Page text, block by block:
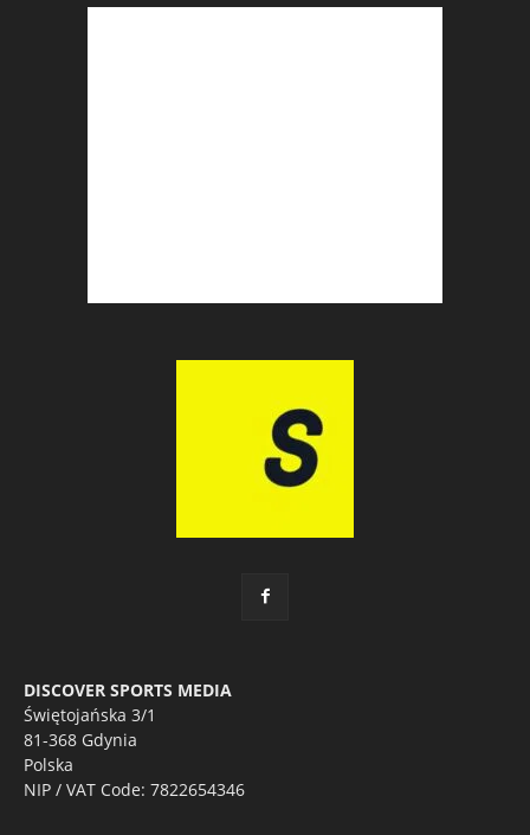
DISCOVER SPORTS MEDIA
Świętojańska 3/1
81-368 Gdynia
Polska
NIP / VAT Code: 7822654346